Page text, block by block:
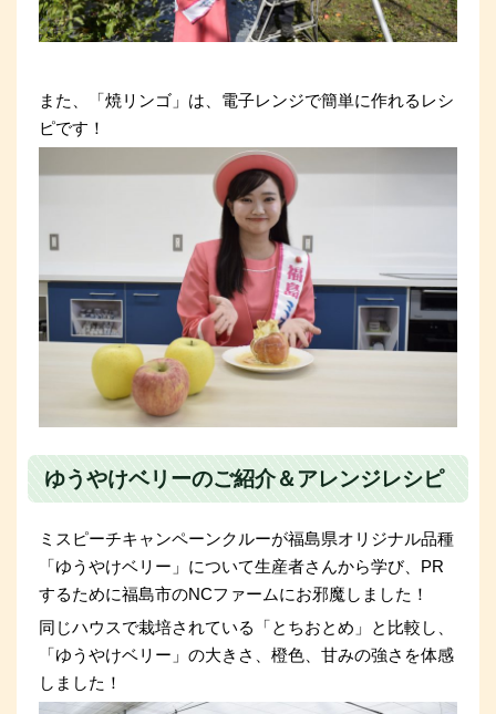
また、「焼リンゴ」は、電子レンジで簡単に作れるレシ
ピです！
ゆうやけベリーのご紹介＆アレンジレシピ
ミスピーチキャンペーンクルーが福島県オリジナル品種
「ゆうやけベリー」について生産者さんから学び、PR
するために福島市のNCファームにお邪魔しました！
同じハウスで栽培されている「とちおとめ」と比較し、
「ゆうやけベリー」の大きさ、橙色、甘みの強さを体感
しました！